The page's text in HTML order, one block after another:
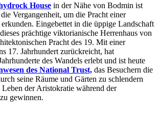
House in der Nähe von Bodmin ist
Vergangenheit, um die Pracht einer
Eingebettet in die üppige Landschaft
prächtige viktorianische Herrenhaus von
Pracht des 19. Mit einer
17. Jahrhundert zurückreicht, hat
des Wandels erlebt und ist heute
des National Trust, das Besuchern die
seine Räume und Gärten zu schlendern
der Aristokratie während der
gewinnen.